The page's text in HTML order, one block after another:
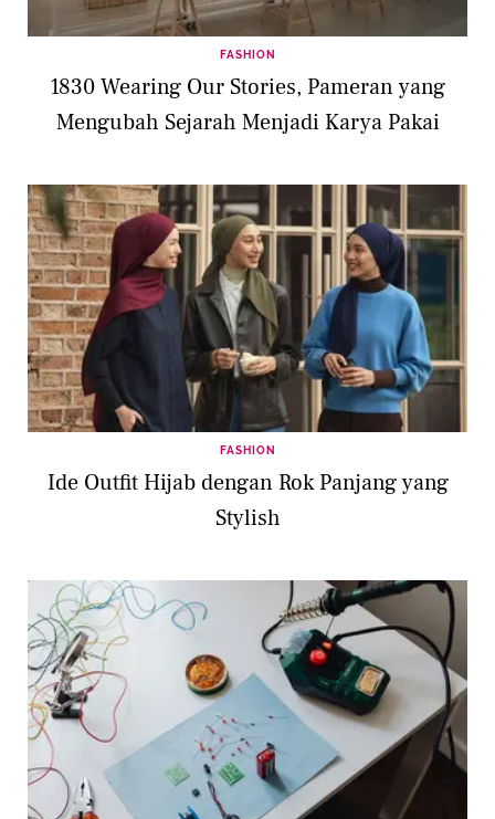
FASHION
1830 Wearing Our Stories, Pameran yang
Mengubah Sejarah Menjadi Karya Pakai
FASHION
Ide Outfit Hijab dengan Rok Panjang yang
Stylish